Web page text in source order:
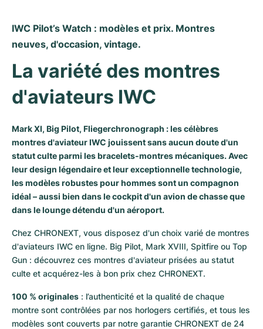
IWC Pilot’s Watch : modèles et prix. Montres
neuves, d'occasion, vintage.
La variété des montres
d'aviateurs IWC
Mark XI, Big Pilot, Fliegerchronograph : les célèbres
montres d'aviateur IWC jouissent sans aucun doute d'un
statut culte parmi les bracelets-montres mécaniques. Avec
leur design légendaire et leur exceptionnelle technologie,
les modèles robustes pour hommes sont un compagnon
idéal – aussi bien dans le cockpit d'un avion de chasse que
dans le lounge détendu d'un aéroport.
Chez CHRONEXT, vous disposez d'un choix varié de montres
d'aviateurs IWC en ligne. Big Pilot, Mark XVIII, Spitfire ou Top
Gun : découvrez ces montres d'aviateur prisées au statut
culte et acquérez-les à bon prix chez CHRONEXT.
100 % originales : l’authenticité et la qualité de chaque
montre sont contrôlées par nos horlogers certifiés, et tous les
modèles sont couverts par notre garantie CHRONEXT de 24